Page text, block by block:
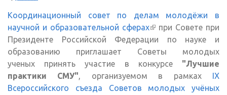
Координационный совет по делам молодёжи в
научной и образовательной сферах(внешняя ссылка)
при Совете при
Президенте Российской Федерации по науке и
образованию приглашает Советы молодых
ученых принять участие в конкурсе "Лучшие
практики СМУ", организуемом в рамках IX
Всероссийского съезда Советов молодых учёных